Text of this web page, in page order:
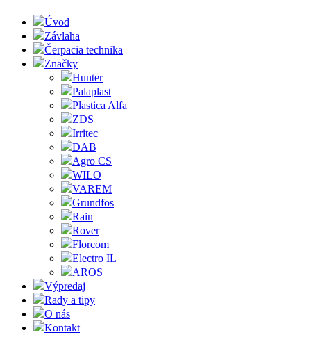
Úvod
Závlaha
Čerpacia technika
Značky
Hunter
Palaplast
Plastica Alfa
ZDS
Irritec
DAB
Agro CS
WILO
VAREM
Grundfos
Rain
Rover
Florcom
Electro IL
AROS
Výpredaj
Rady a tipy
O nás
Kontakt